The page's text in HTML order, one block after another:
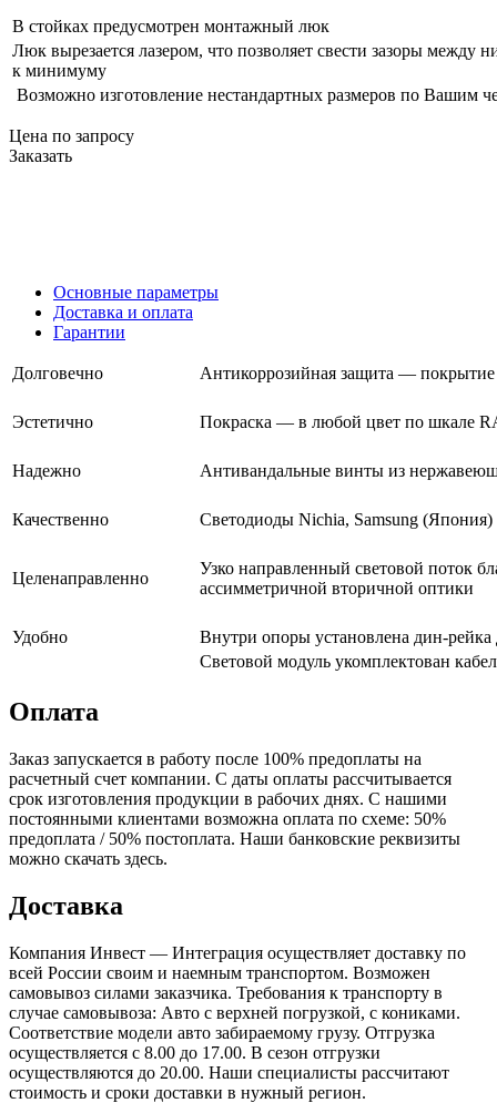
В стойках предусмотрен монтажный люк
Люк вырезается лазером, что позволяет свести зазоры между
к минимуму
Возможно изготовление нестандартных размеров по Вашим
Цена по запросу
Заказать
Основные параметры
Доставка и оплата
Гарантии
Долговечно Антикоррозийная защита —
Эстетично Покраска — в любой цвет по шкале
Надежно Антивандальные винты из
Качественно Светодиоды Nichia, Samsung (Япония)
Целенаправленно
Узко направленный световой поток
ассимметричной вторичной оптики
Удобно
Внутри опоры установлена дин-
Световой модуль укомплектован
Оплата
Заказ запускается в работу после 100% предоплаты на
расчетный счет компании. С даты оплаты рассчитывается
срок изготовления продукции в рабочих днях. С нашими
постоянными клиентами возможна оплата по схеме: 50%
предоплата / 50% постоплата. Наши банковские реквизиты
можно скачать здесь.
Доставка
Компания Инвест — Интеграция осуществляет доставку по
всей России своим и наемным транспортом. Возможен
самовывоз силами заказчика. Требования к транспорту в
случае самовывоза: Авто с верхней погрузкой, с кониками.
Соответствие модели авто забираемому грузу. Отгрузка
осуществляется с 8.00 до 17.00. В сезон отгрузки
осуществляются до 20.00. Наши специалисты рассчитают
стоимость и сроки доставки в нужный регион.